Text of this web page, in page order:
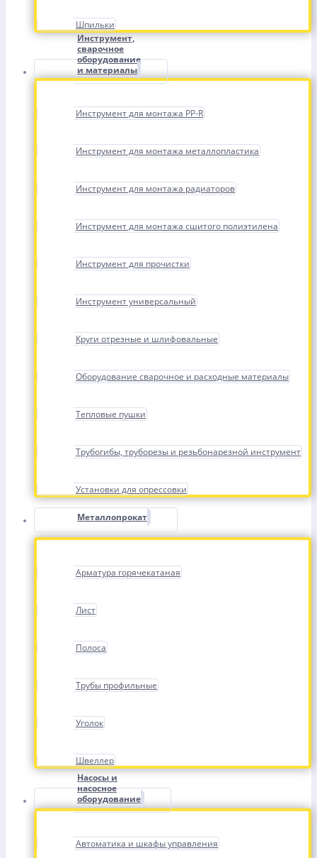
Шпильки
Инструмент,
сварочное
оборудование
и материалы
Инструмент для монтажа PP-R
Инструмент для монтажа металлопластика
Инструмент для монтажа радиаторов
Инструмент для монтажа сшитого полиэтилена
Инструмент для прочистки
Инструмент универсальный
Круги отрезные и шлифовальные
Оборудование сварочное и расходные материалы
Тепловые пушки
Трубогибы, труборезы и резьбонарезной инструмент
Установки для опрессовки
Металлопрокат
Арматура горячекатаная
Лист
Полоса
Трубы профильные
Уголок
Швеллер
Насосы и
насосное
оборудование
Автоматика и шкафы управления